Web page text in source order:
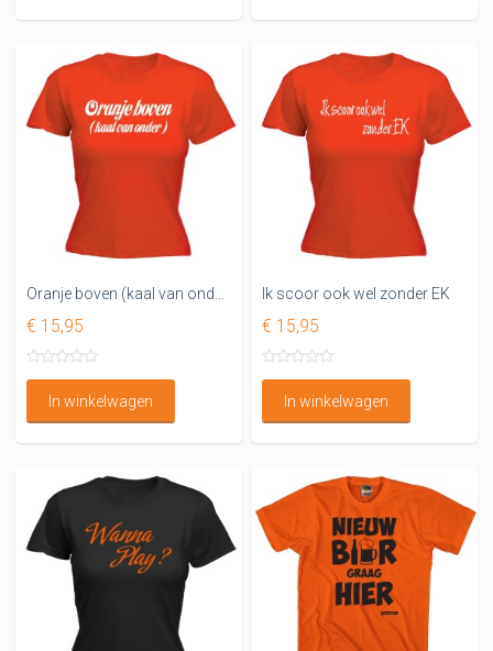
€ 15,95
In winkelwagen
Ik scoor ook wel zonder EK
€ 15,95
In winkelwagen